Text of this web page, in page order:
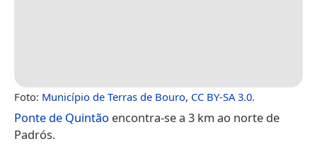
Foto: Município de Terras de Bouro, CC BY-SA 3.0.
Ponte de Quintão encontra-se a 3 km ao norte de
Padrós.